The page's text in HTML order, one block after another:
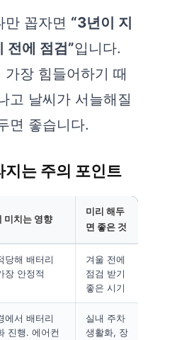
만 꼽자면 “3년이 지
전에 점검”입니다.
장 힘들어하기 때
고 날씨가 서늘해질
면 좋습니다.
는 주의 포인트
미치는 영향
미리 해두
면 좋은 것
당해 배터리
장 안정적
겨울 전에
점검 받기
좋은 시기
에서 배터리
진행. 에어컨
실내 주차
생활화, 장